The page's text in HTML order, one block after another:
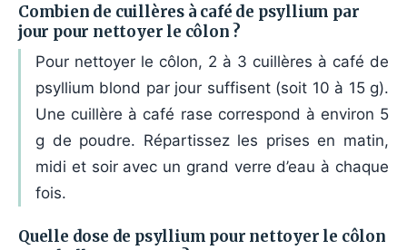
Combien de cuillères à café de psyllium par
jour pour nettoyer le côlon ?
Pour nettoyer le côlon, 2 à 3 cuillères à café de
psyllium blond par jour suffisent (soit 10 à 15 g).
Une cuillère à café rase correspond à environ 5
g de poudre. Répartissez les prises en matin,
midi et soir avec un grand verre d’eau à chaque
fois.
Quelle dose de psyllium pour nettoyer le côlon